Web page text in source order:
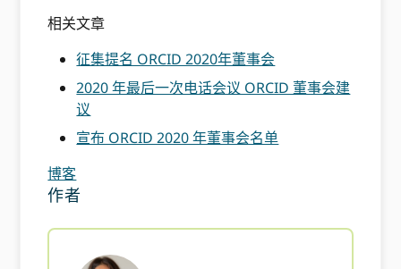
相关文章
征集提名 ORCID 2020年董事会
2020 年最后一次电话会议 ORCID 董事会建
议
宣布 ORCID 2020 年董事会名单
博客
作者